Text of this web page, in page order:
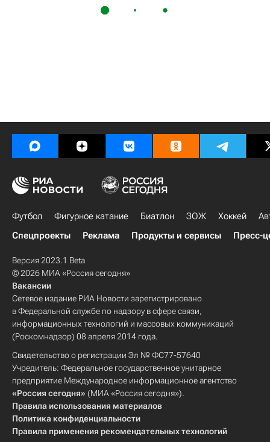
Футбол Фигурное катание Биатлон ЗОЖ Хоккей
Спецпроекты
Реклама Продукты и сервисы Пресс-
Версия 2023.1 Beta
© 2026 МИА «Россия сегодня»
Вакансии
Сетевое издание РИА Новости зарегистрировано
в Федеральной службе по надзору в сфере связи,
информационных технологий и массовых коммуникаций
(Роскомнадзор) 08 апреля 2014 года.
Свидетельство о регистрации Эл № ФС77-57640
Учредитель: Федеральное государственное унитарное
предприятие Международное информационное агентство
«Россия сегодня» (МИА «Россия сегодня»).
Правила использования материалов
Политика конфиденциальности
Правила применения рекомендательных технологий